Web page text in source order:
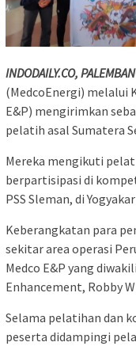
INDODAILY.CO,
(MedcoEnergi) melalui
E&P) mengirimkan
pelatih asal Sumatera
Mereka mengikuti
berpartisipasi di
PSS Sleman, di
Keberangkatan para
sekitar area operasi
Medco E&P yang
Enhancement, Robby
Selama pelatihan dan
peserta didampingi